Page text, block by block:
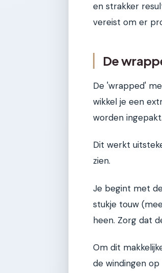
en strakker
vereist om er
De
De 'wrapped'
wikkel je een
worden ingepakt.
Dit werkt
zien.
Je begint met
stukje touw
heen. Zorg dat
Om dit
de windingen